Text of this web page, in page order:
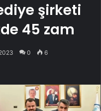
şirketi
45 zam
0 6